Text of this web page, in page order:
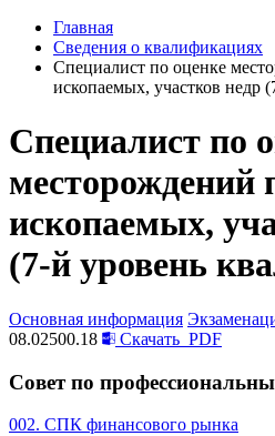
Главная
Сведения о квалификациях
Специалист по оценке
ископаемых, участков недр
Специалист по
месторождений
ископаемых,
(7-й уровень
Основная информация
08.02500.18
Скачать PDF
Совет по
002. СПК финансового рынка